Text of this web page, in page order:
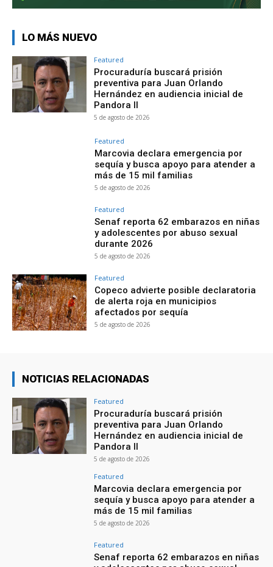
LO MÁS NUEVO
Featured
Procuraduría buscará prisión
preventiva para Juan Orlando
Hernández en audiencia inicial de
Pandora II
5 de agosto de 2026
Featured
Marcovia declara emergencia por
sequía y busca apoyo para atender a
más de 15 mil familias
5 de agosto de 2026
Featured
Senaf reporta 62 embarazos en niñas
y adolescentes por abuso sexual
durante 2026
5 de agosto de 2026
Featured
Copeco advierte posible declaratoria
de alerta roja en municipios
afectados por sequía
5 de agosto de 2026
NOTICIAS RELACIONADAS
Featured
Procuraduría buscará prisión
preventiva para Juan Orlando
Hernández en audiencia inicial de
Pandora II
5 de agosto de 2026
Featured
Marcovia declara emergencia por
sequía y busca apoyo para atender a
más de 15 mil familias
5 de agosto de 2026
Featured
Senaf reporta 62 embarazos en niñas